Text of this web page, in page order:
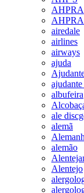
AHPRA
AHPRA
airedale
airlines
airways
ajuda
albufeira
ale
alemã
alemão
Alentejo